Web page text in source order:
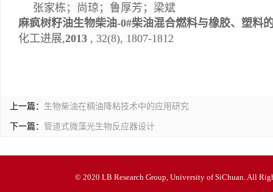
张家栋；尚琼；鲁厚芳；梁斌
麻疯树籽油生物柴油-0#柴油混合燃料与橡胶、塑料
化工进展,2013 , 32(8), 1807-1812
上一篇： 生物柴油在稠油降粘技术中的应用研究
下一篇： 管道式微藻光生物反应器设计
© 2020 LB Research Group, University of SiChuan. All